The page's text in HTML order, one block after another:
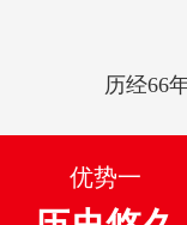
历经66
优势一